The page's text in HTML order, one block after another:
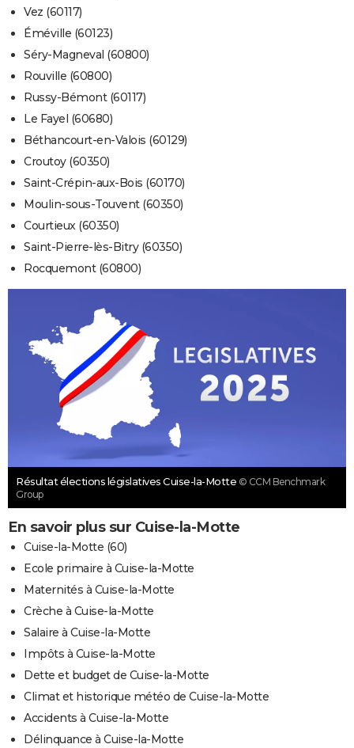
Vez (60117)
Éméville (60123)
Séry-Magneval (60800)
Rouville (60800)
Russy-Bémont (60117)
Le Fayel (60680)
Béthancourt-en-Valois (60129)
Croutoy (60350)
Saint-Crépin-aux-Bois (60170)
Moulin-sous-Touvent (60350)
Courtieux (60350)
Saint-Pierre-lès-Bitry (60350)
Rocquemont (60800)
Résultat élections législatives Cuise-la-Motte © CCM Benchmark
Group
En savoir plus sur Cuise-la-Motte
Cuise-la-Motte (60)
Ecole primaire à Cuise-la-Motte
Maternités à Cuise-la-Motte
Crèche à Cuise-la-Motte
Salaire à Cuise-la-Motte
Impôts à Cuise-la-Motte
Dette et budget de Cuise-la-Motte
Climat et historique météo de Cuise-la-Motte
Accidents à Cuise-la-Motte
Délinquance à Cuise-la-Motte